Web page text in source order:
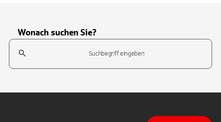
Wonach suchen Sie?
Suchfeld